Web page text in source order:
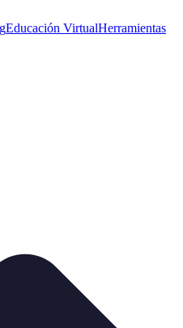
Educación VirtualHerramientas